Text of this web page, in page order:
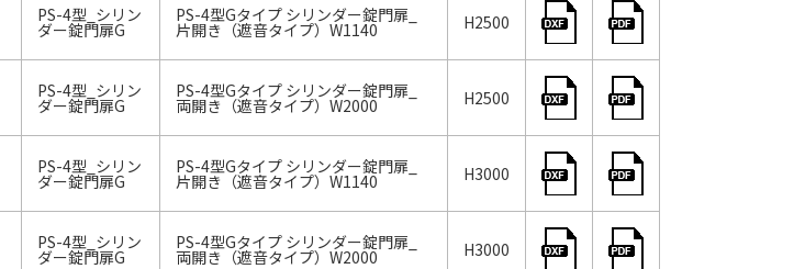
PS-4型_シリン
ダー錠門扉G
PS-4型Gタイプ シリンダー錠門扉_
片開き（遮音タイプ）W1140 H2500
PS-4型_シリン
ダー錠門扉G
PS-4型Gタイプ シリンダー錠門扉_
両開き（遮音タイプ）W2000 H2500
PS-4型_シリン
ダー錠門扉G
PS-4型Gタイプ シリンダー錠門扉_
片開き（遮音タイプ）W1140 H3000
PS-4型_シリン
ダー錠門扉G
PS-4型Gタイプ シリンダー錠門扉_
両開き（遮音タイプ）W2000 H3000